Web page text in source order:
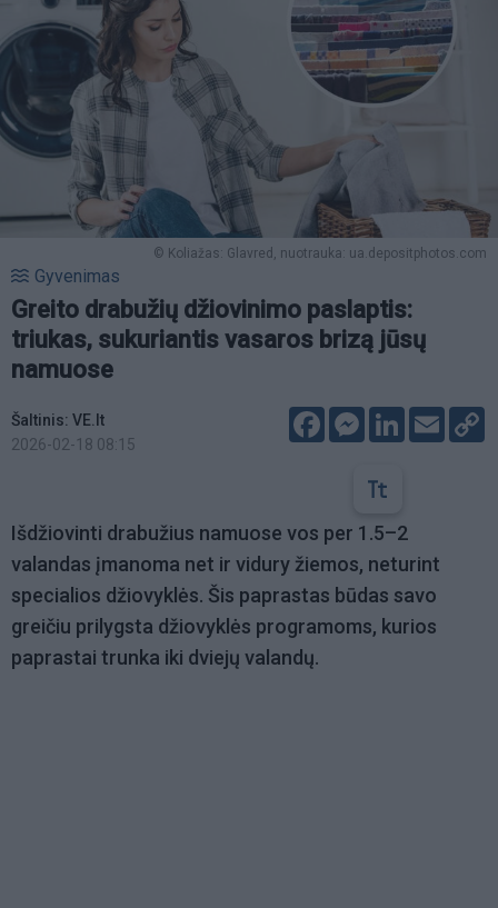
© Koliažas: Glavred, nuotrauka: ua.depositphotos.com
Gyvenimas
Greito drabužių džiovinimo paslaptis:
triukas, sukuriantis vasaros brizą jūsų
namuose
Šaltinis: VE.lt
2026-02-18 08:15
FacebookMessenger
LinkedIn
Email
Išdžiovinti drabužius namuose vos per 1.5–2
valandas įmanoma net ir vidury žiemos, neturint
specialios džiovyklės. Šis paprastas būdas savo
greičiu prilygsta džiovyklės programoms, kurios
paprastai trunka iki dviejų valandų.